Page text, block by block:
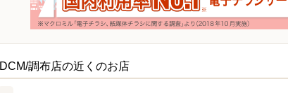
DCM/調布店の近くのお店